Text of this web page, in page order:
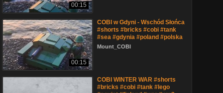
00:15
00:15
COBI w Gdyni - Wschód Słońca
#shorts #bricks #cobi #tank
#sea #gdynia #poland #polska
Mount_COBI
COBI WINTER WAR #shorts
#bricks #cobi #tank #lego